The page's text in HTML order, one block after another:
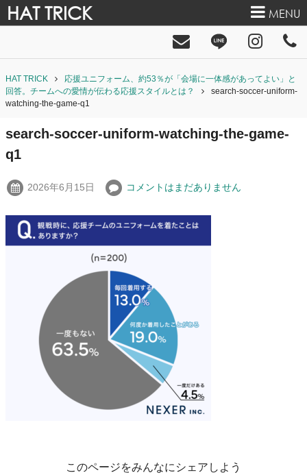
HAT TRICK MENU
HAT TRICK
応援ユニフォーム、約53％が「会場に一体感があってよい」と
回答。チームへの愛情が伝わる応援スタイルとは？
search-soccer-uniform-
watching-the-game-q1
search-soccer-uniform-watching-the-game-
q1
2026年6月15日 コメントはまだありません
このページをみんなにシェアしよう